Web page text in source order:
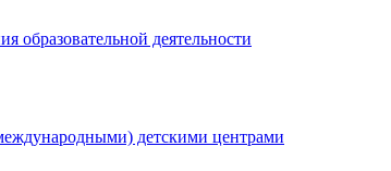
образовательной деятельности
детскими центрами